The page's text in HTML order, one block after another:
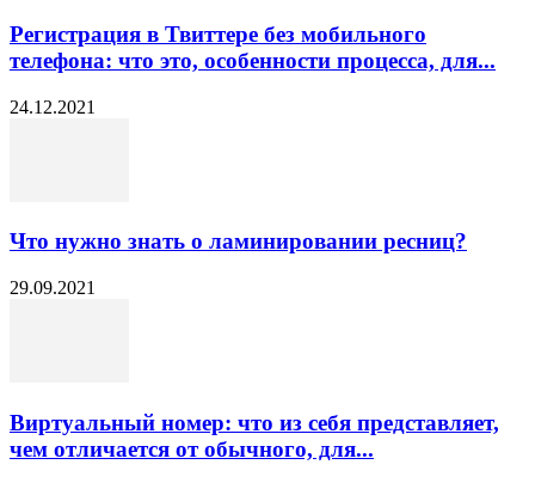
Регистрация в Твиттере без мобильного
телефона: что это, особенности процесса, для...
24.12.2021
Что нужно знать о ламинировании ресниц?
29.09.2021
Виртуальный номер: что из себя представляет,
чем отличается от обычного, для...